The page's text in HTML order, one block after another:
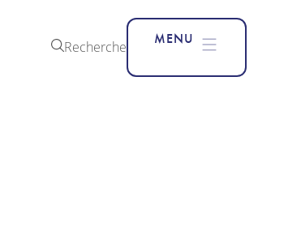
Recherche MENU